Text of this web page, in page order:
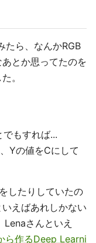
たら、なんかRGB
とか思ってたのを
。
もすれば...
Yの値をCにして
したりしていたの
えばあれしかない
さんといえ
ら作るDeep Learni